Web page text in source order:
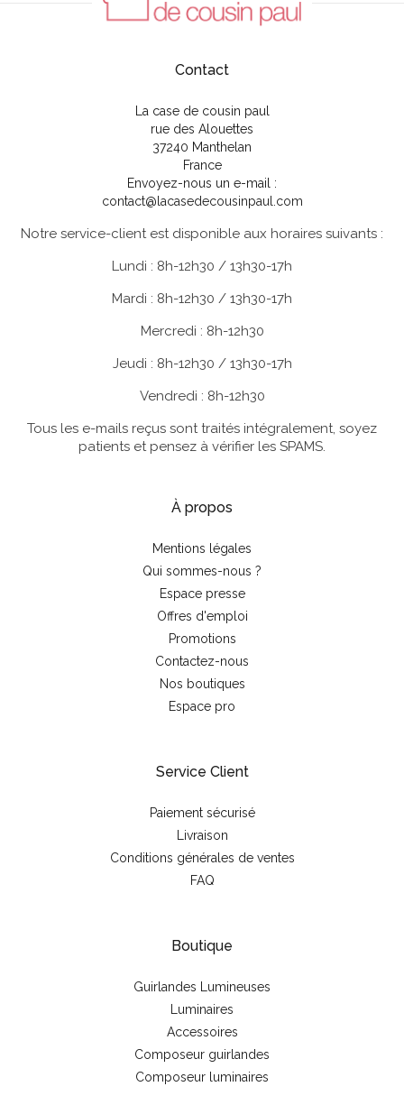
Contact
La case de cousin paul
rue des Alouettes
37240 Manthelan
France
Envoyez-nous un e-mail :
contact@lacasedecousinpaul.com
Notre service-client est disponible aux horaires suivants :
Lundi : 8h-12h30 / 13h30-17h
Mardi : 8h-12h30 / 13h30-17h
Mercredi : 8h-12h30
Jeudi : 8h-12h30 / 13h30-17h
Vendredi : 8h-12h30
Tous les e-mails reçus sont traités intégralement, soyez
patients et pensez à vérifier les SPAMS.
À propos
Mentions légales
Qui sommes-nous ?
Espace presse
Offres d'emploi
Promotions
Contactez-nous
Nos boutiques
Espace pro
Service Client
Paiement sécurisé
Livraison
Conditions générales de ventes
FAQ
Boutique
Guirlandes Lumineuses
Luminaires
Accessoires
Composeur guirlandes
Composeur luminaires